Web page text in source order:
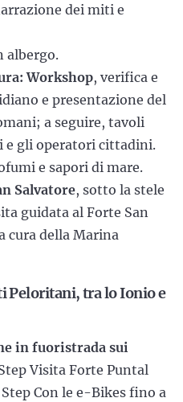
dei miti e
albergo.
Workshop, verifica e
e presentazione del
a seguire, tavoli
e gli operatori cittadini.
e sapori di mare.
Salvatore, sotto la stele
guidata al Forte San
cura della Marina
Peloritani, tra lo Ionio e
in fuoristrada sui
Step Visita Forte Puntal
Con le e-Bikes fino a